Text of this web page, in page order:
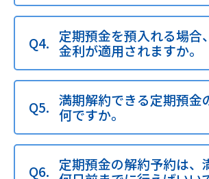
定期預金を預入れる場合
金利が適用されますか。
満期解約できる定期預金
何ですか。
定期預金の解約予約は、